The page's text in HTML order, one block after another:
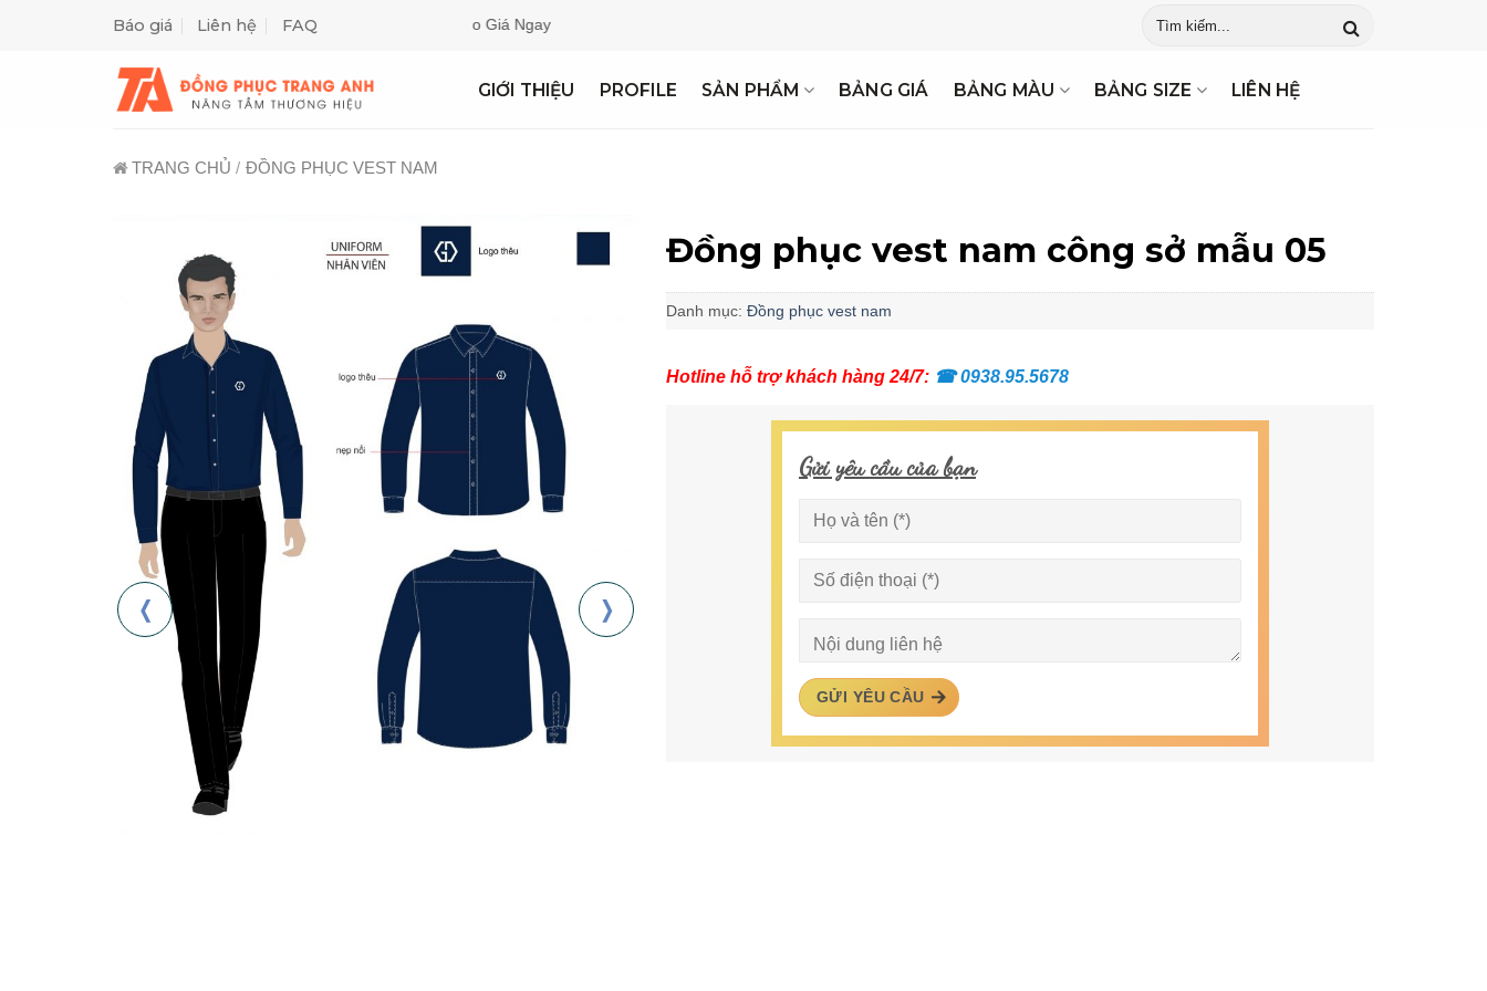
Báo giá Liên hệ FAQ
Miễn Phí Thiết Kế May Mẫu ✓ Giao Hàng Tận Nơi ✓ Gửi Báo Giá Ngay
GIỚI THIỆU PROFILE SẢN PHẨM BẢNG GIÁ BẢNG MÀU BẢNG SIZE LIÊN HỆ
TRANG CHỦ / ĐỒNG PHỤC VEST NAM
Đồng phục vest nam công sở mẫu 05
Danh mục: Đồng phục vest nam
Hotline hỗ trợ khách hàng 24/7: ☎0938.95.5678
Gửi yêu cầu của bạn
GỬI YÊU CẦU